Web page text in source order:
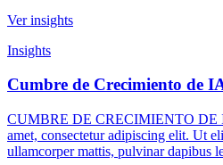
Ver insights
Insights
Cumbre de Crecimiento de
CUMBRE DE CRECIMIENTO DE
amet, consectetur adipiscing elit. Ut
ullamcorper mattis, pulvinar dapibus